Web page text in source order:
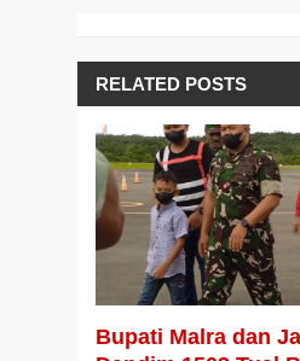
RELATED POSTS
Bupati Malra dan